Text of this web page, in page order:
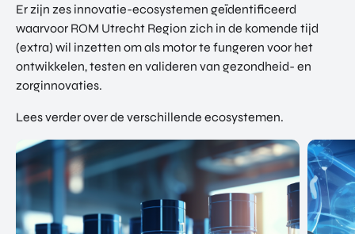
Er zijn zes innovatie-ecosystemen geïdentificeerd
waarvoor ROM Utrecht Region zich in de komende tijd
(extra) wil inzetten om als motor te fungeren voor het
ontwikkelen, testen en valideren van gezondheid- en
zorginnovaties.
Lees verder over de verschillende ecosystemen.